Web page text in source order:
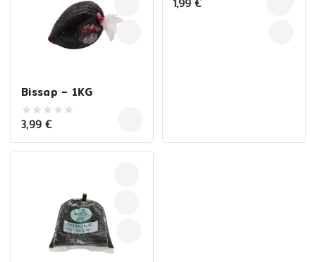
Bissap – 1KG
0
of
5
3,99 €
0